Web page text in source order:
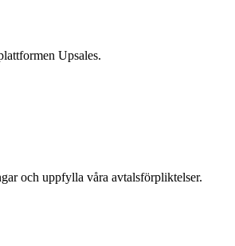
Upsales.
och uppfylla våra avtalsförpliktelser.